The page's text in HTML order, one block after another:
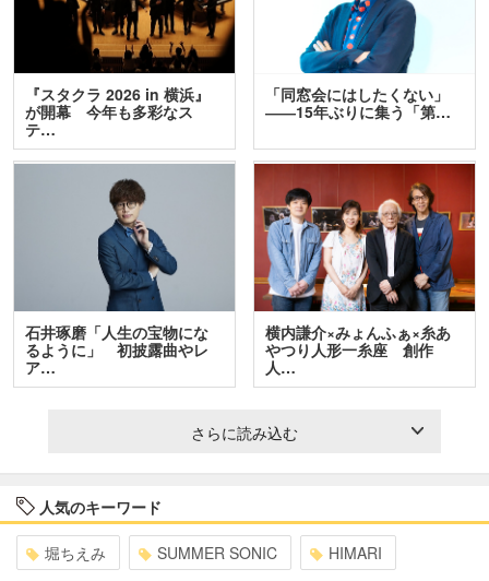
『スタクラ 2026 in 横浜』
が開幕 今年も多彩なス
テ…
「同窓会にはしたくない」
――15年ぶりに集う「第…
石井琢磨「人生の宝物にな
るように」 初披露曲やレ
ア…
横内謙介×みょんふぁ×糸あ
やつり人形一糸座 創作
人…
さらに読み込む
人気のキーワード
堀ちえみ SUMMER SONIC HIMARI